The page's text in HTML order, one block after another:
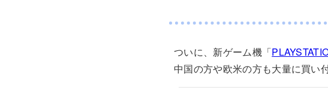
ついに、新ゲーム機「
中国の方や欧米の方も大量に買い